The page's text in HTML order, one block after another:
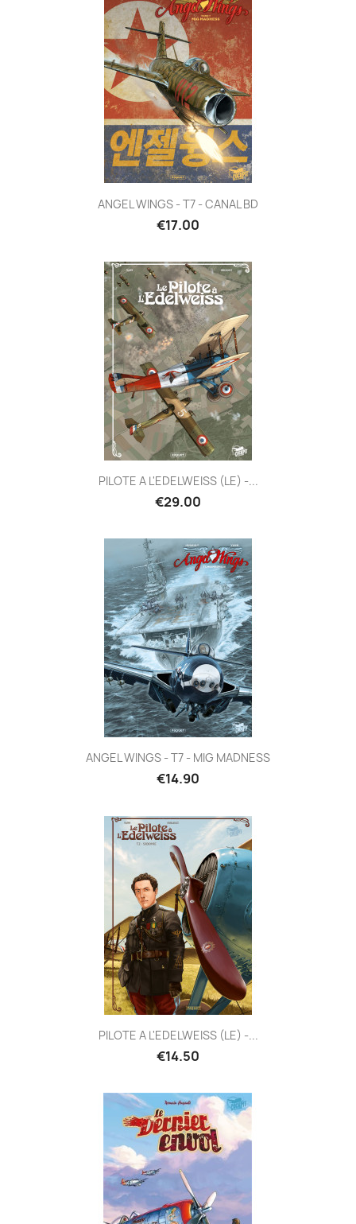
ANGEL WINGS - T7 - CANAL BD
€17.00
PILOTE A L'EDELWEISS (LE) -...
€29.00
ANGEL WINGS - T7 - MIG MADNESS
€14.90
PILOTE A L'EDELWEISS (LE) -...
€14.50